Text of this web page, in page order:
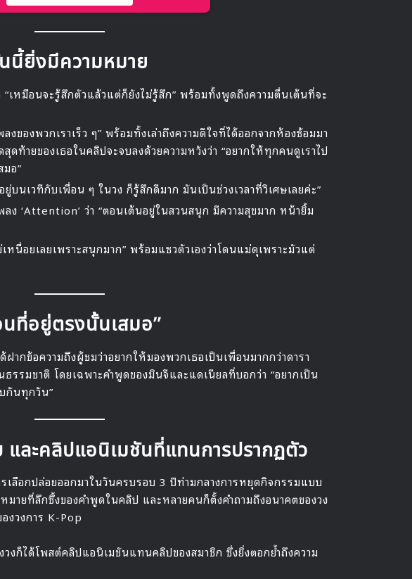
นี้ยิ่งมีความหมาย
เหมือนจะรู้สึกตัวแล้วแต่ก็ยังไม่รู้สึก” พร้อมทั้งพูดถึงความตื่นเต้นที่จะ
งของพวกเราเร็ว ๆ” พร้อมทั้งเล่าถึงความดีใจที่ได้ออกจากห้องซ้อมมา
ดท้ายของเธอในคลิปจะจบลงด้วยความหวังว่า “อยากให้ทุกคนดูเราไป
อ”
ยู่บนเวทีกับเพื่อน ๆ ในวง ก็รู้สึกดีมาก มันเป็นช่วงเวลาที่วิเศษเลยค่ะ”
ลง ‘Attention’ ว่า “ตอนเต้นอยู่ในสวนสนุก มีความสุขมาก หน้ายิ้ม
หนื่อยเลยเพราะสนุกมาก” พร้อมแซวตัวเองว่าโดนแม่ดุเพราะมัวแต่
นที่อยู่ตรงนั้นเสมอ”
ากข้อความถึงผู้ชมว่าอยากให้มองพวกเธอเป็นเพื่อนมากกว่าดารา
รรมชาติ โดยเฉพาะคำพูดของมินจีและแดเนียลที่บอกว่า “อยากเป็น
กันทุกวัน”
และคลิปแอนิเมชันที่แทนการปรากฏตัว
เลือกปล่อยออกมาในวันครบรอบ 3 ปีท่ามกลางการหยุดกิจกรรมแบบ
ายที่ลึกซึ้งของคำพูดในคลิป และหลายคนก็ตั้งคำถามถึงอนาคตของวง
งวงการ K-Pop
งก็ได้โพสต์คลิปแอนิเมชันแทนคลิปของสมาชิก ซึ่งยิ่งตอกย้ำถึงความ